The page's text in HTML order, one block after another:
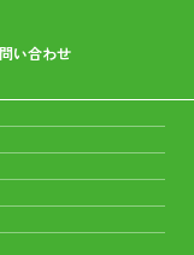
い合わせ